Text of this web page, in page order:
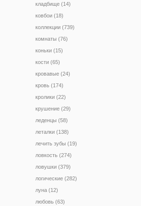
кладбище (14)
ковбои (18)
коллекции (739)
комнаты (76)
коньки (15)
кости (65)
кровавые (24)
кровь (174)
кролики (22)
крушение (29)
леденцы (58)
леталки (138)
лечить зубы (19)
ловкость (274)
ловушки (379)
логические (282)
луна (12)
любовь (63)